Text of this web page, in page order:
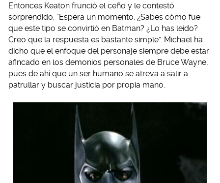
Entonces Keaton frunció el ceño y le contestó
sorprendido: “Espera un momento. ¿Sabes cómo fue
que este tipo se convirtió en Batman? ¿Lo has leído?
Creo que la respuesta es bastante simple”. Michael ha
dicho que el enfoque del personaje siempre debe estar
afincado en los demonios personales de Bruce Wayne,
pues de ahí que un ser humano se atreva a salir a
patrullar y buscar justicia por propia mano.